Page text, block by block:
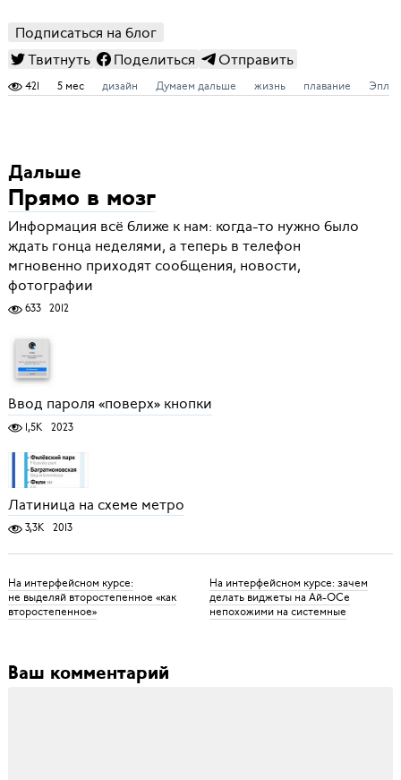
Подписаться на блог
Твитнуть
Поделиться Отправить
421 5 мес дизайн Думаем дальше жизнь плавание Эпл
Дальше
Прямо в мозг
Информация всё ближе к нам: когда-то нужно было
ждать гонца неделями, а теперь в телефон
мгновенно приходят сообщения, новости,
фотографии
633 2012
Ввод пароля «поверх» кнопки
1,5K 2023
Латиница на схеме метро
3,3K 2013
На интерфейсном курсе:
не выделяй второстепенное «как
второстепенное»
На интерфейсном курсе: зачем
делать виджеты на Ай-ОСе
непохожими на системные
Ваш комментарий